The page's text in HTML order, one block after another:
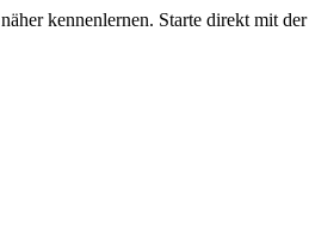
näher kennenlernen. Starte direkt mit der